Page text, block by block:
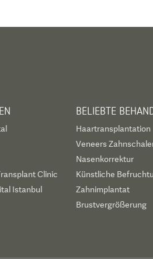
Clinic
Istanbul
BELIEBTE
Haartransplantation
Veneers
Nasenkorrektur
Künstliche
Zahnimplantat
Brustvergrößerung